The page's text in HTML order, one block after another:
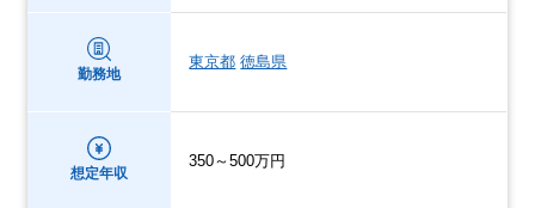
勤務地
東京都 徳島県
想定年収
350～500万円